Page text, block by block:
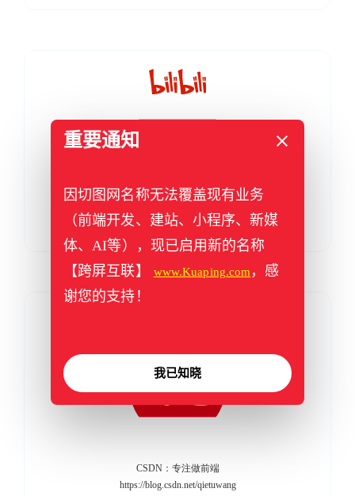
哔哩哔哩：切图网
CSDN：专注做前端
https://blog.csdn.net/qietuwang
重要通知
因切图网名称无法覆盖现有业务
（前端开发、建站、小程序、新媒
体、AI等），现已启用新的名称
【跨屏互联】
www.Kuaping.com ，感
谢您的支持！
我已知晓